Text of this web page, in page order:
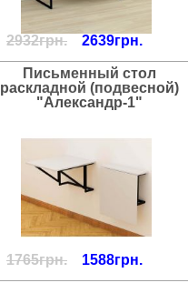
2932грн. 2639грн.
Письменный стол
раскладной (подвесной)
"Александр-1"
1765грн. 1588грн.